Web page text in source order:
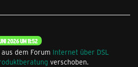
2026 UM 11:52
dem Forum Internet über DSL
verschoben.